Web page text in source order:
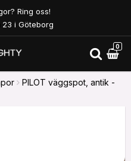
Ring oss!
i Göteborg
0
PILOT väggspot, antik -